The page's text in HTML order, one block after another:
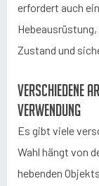
erfordert auch
Zustand und
Verschiedene
Verwendung
Es gibt viele
Wahl hängt von
hebenden